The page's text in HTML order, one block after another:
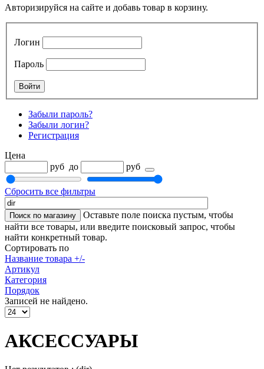
Авторизируйся на сайте и добавь товар в корзину.
Логин
Пароль
Забыли пароль?
Забыли логин?
Регистрация
Цена
руб до руб
Сбросить все фильтры
Оставьте поле поиска пустым, чтобы
найти все товары, или введите поисковый запрос, чтобы
найти конкретный товар.
Сортировать по
Название товара +/-
Артикул
Категория
Порядок
Записей не найдено.
АКСЕССУАРЫ